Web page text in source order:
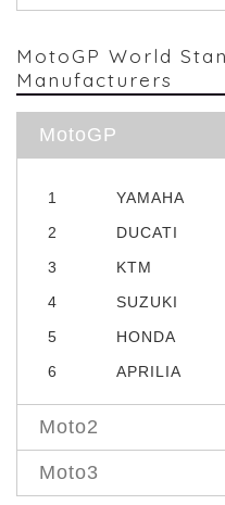
MotoGP World
Manufacturers
MotoGP
1 YAMAHA
2
DUCATI
3
KTM
4
SUZUKI
5
HONDA
6
APRILIA
Moto2
Moto3